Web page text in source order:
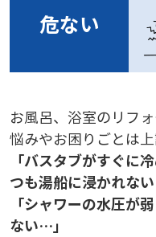
危ない
お風呂、浴室のリフ
悩みやお困りごとは
「バスタブがすぐに
つも湯船に浸かれない
「シャワーの水圧が
ない…」